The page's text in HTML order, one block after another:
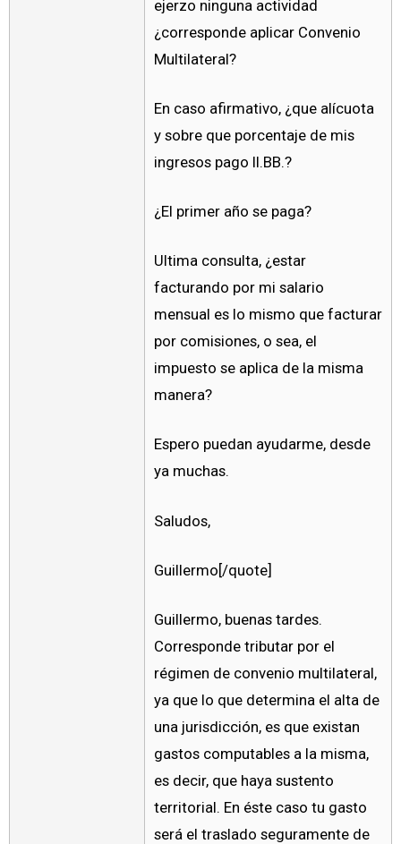
ejerzo ninguna actividad
¿corresponde aplicar Convenio
Multilateral?
En caso afirmativo, ¿que alícuota
y sobre que porcentaje de mis
ingresos pago II.BB.?
¿El primer año se paga?
Ultima consulta, ¿estar
facturando por mi salario
mensual es lo mismo que facturar
por comisiones, o sea, el
impuesto se aplica de la misma
manera?
Espero puedan ayudarme, desde
ya muchas.
Saludos,
Guillermo[/quote]
Guillermo, buenas tardes.
Corresponde tributar por el
régimen de convenio multilateral,
ya que lo que determina el alta de
una jurisdicción, es que existan
gastos computables a la misma,
es decir, que haya sustento
territorial. En éste caso tu gasto
será el traslado seguramente de